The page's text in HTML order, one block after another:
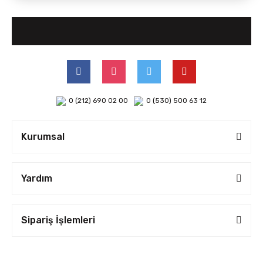
0 (212) 690 02 00 0 (530) 500 63 12
Kurumsal
Yardım
Sipariş İşlemleri